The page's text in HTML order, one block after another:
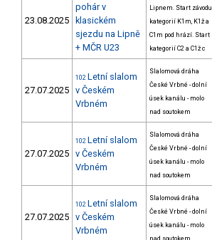
23.08.2025
pohár v
klasickém
sjezdu na Lipně
+ MČR U23
Lipnem. Start závodu
kategorií K1m, K1ž a
C1m pod hrází. Start
kategorií C2 a C1ž c
27.07.2025
102 Letní slalom
v Českém
Vrbném
Slalomová dráha
České Vrbné - dolní
úsek kanálu - molo
nad soutokem
27.07.2025
102 Letní slalom
v Českém
Vrbném
Slalomová dráha
České Vrbné - dolní
úsek kanálu - molo
nad soutokem
27.07.2025
102 Letní slalom
v Českém
Vrbném
Slalomová dráha
České Vrbné - dolní
úsek kanálu - molo